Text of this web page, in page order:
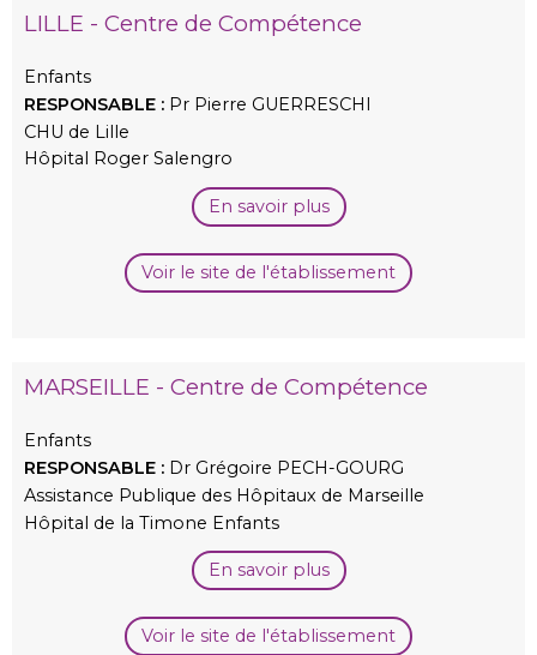
LILLE - Centre de Compétence
Enfants
RESPONSABLE : Pr Pierre GUERRESCHI
CHU de Lille
Hôpital Roger Salengro
En savoir plus
Voir le site de l'établissement
MARSEILLE - Centre de Compétence
Enfants
RESPONSABLE : Dr Grégoire PECH-GOURG
Assistance Publique des Hôpitaux de Marseille
Hôpital de la Timone Enfants
En savoir plus
Voir le site de l'établissement